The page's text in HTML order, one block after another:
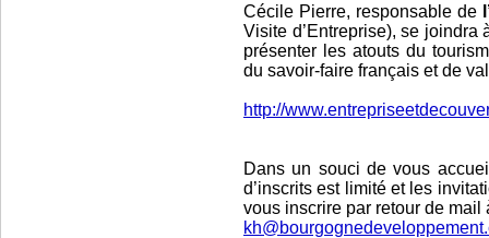
Cécile Pierre, responsable de
Visite d’Entreprise), se joindra
présenter les atouts du
du savoir-faire français et de
http://
Dans un souci de vous
d’inscrits est limité et les
vous inscrire par retour de mail